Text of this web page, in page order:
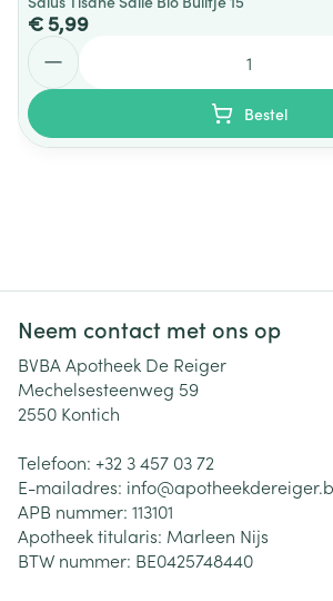
€ 5,99
Bestel
Neem contact met ons op
BVBA Apotheek De Reiger
Mechelsesteenweg 59
2550 Kontich
Telefoon: +32 3 457 03 72
E-mailadres: info@
APB nummer: 113101
Apotheek titularis: Marleen Nijs
BTW nummer: BE0425748440